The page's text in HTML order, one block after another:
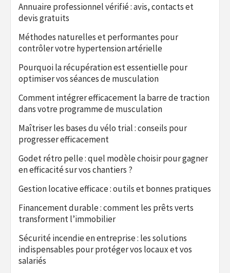
Annuaire professionnel vérifié : avis, contacts et
devis gratuits
Méthodes naturelles et performantes pour
contrôler votre hypertension artérielle
Pourquoi la récupération est essentielle pour
optimiser vos séances de musculation
Comment intégrer efficacement la barre de traction
dans votre programme de musculation
Maîtriser les bases du vélo trial : conseils pour
progresser efficacement
Godet rétro pelle : quel modèle choisir pour gagner
en efficacité sur vos chantiers ?
Gestion locative efficace : outils et bonnes pratiques
Financement durable : comment les prêts verts
transforment l’immobilier
Sécurité incendie en entreprise : les solutions
indispensables pour protéger vos locaux et vos
salariés